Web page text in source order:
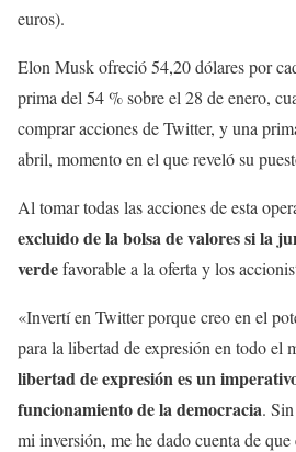
euros).
Elon Musk ofreció 54,20 dólares por
prima del 54 % sobre el 28 de enero,
comprar acciones de Twitter, y una
abril, momento en el que reveló su
Al tomar todas las acciones de esta
excluido de la bolsa de valores si la
verdefavorable a la oferta y los
«Invertí en Twitter porque creo en el
para la libertad de expresión en todo el
libertad de expresión es un
funcionamiento de la democracia.
mi inversión, me he dado cuenta de